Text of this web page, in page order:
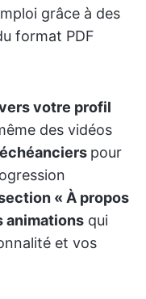
grâce à des
format PDF
votre profil
des vidéos
pour
« À propos
animations qui
et vos